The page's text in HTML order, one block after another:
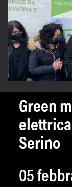
Green
Serino
05